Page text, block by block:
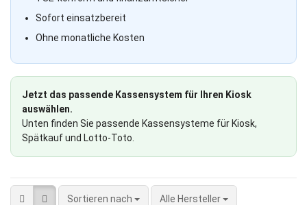
Sofort einsatzbereit
Ohne monatliche Kosten
Jetzt das passende Kassensystem für Ihren Kiosk
auswählen.
Unten finden Sie passende Kassensysteme für Kiosk,
Spätkauf und Lotto-Toto.
Sortieren nach
Sortieren nach Alle Hersteller